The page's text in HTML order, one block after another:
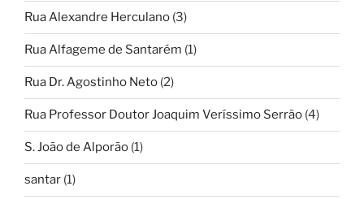
Rua Alexandre Herculano (3)
Rua Alfageme de Santarém (1)
Rua Dr. Agostinho Neto (2)
Rua Professor Doutor Joaquim Veríssimo Serrão (4)
S. João de Alporão (1)
santar (1)